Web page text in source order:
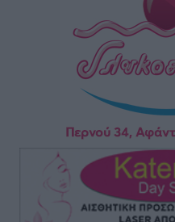
ποιος πληρώνει τον
Τοπικές Ειδήσεις• πριν 3 ώρες
Πού κινούνται οι
από Γερμανούς
πριν 3 ώρες
Οδηγός στη Ρόδο
παρέσυρε 72χρονο και
Τοπικές Ειδήσεις• πριν 3 ώρες